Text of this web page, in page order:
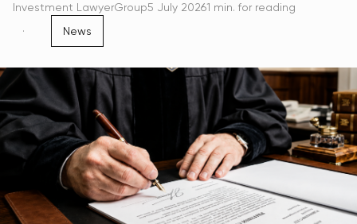
Investment LawyerGroup5 July 20261 min. for reading
News